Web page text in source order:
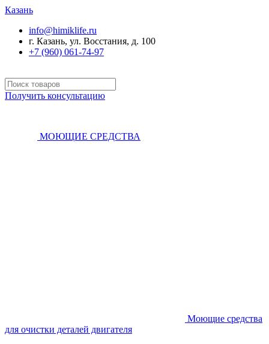
Казань
info@himiklife.ru
г. Казань, ул. Восстания, д. 100
+7 (960) 061-74-97
Получить консультацию
МОЮЩИЕ СРЕДСТВА
Моющие средства
для очистки деталей двигателя